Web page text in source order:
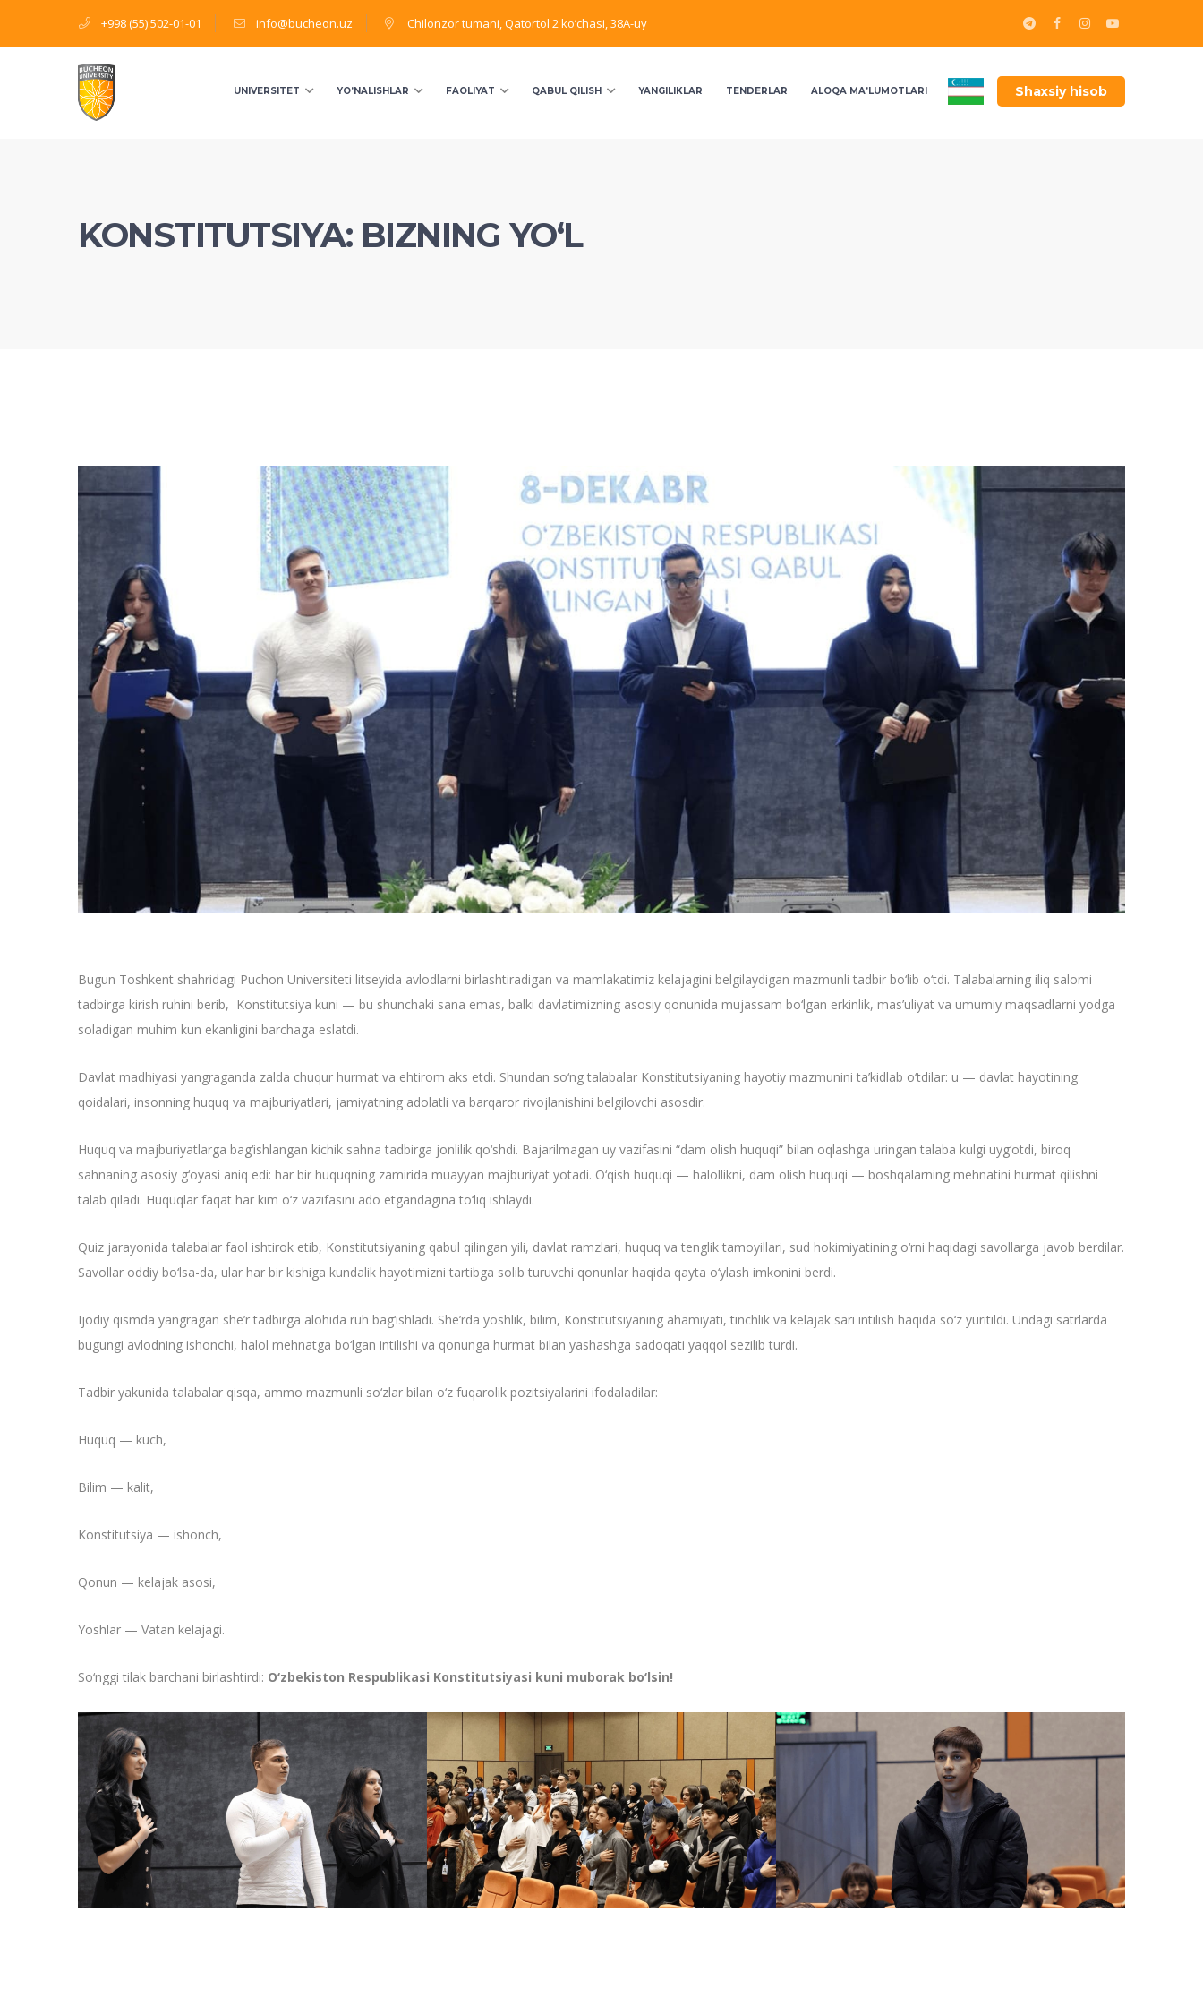
+998 (55) 502-01-01 info@bucheon.uz Chilonzor tumani, Qatortol 2 ko’chasi, 38A-uy
Shaxsiy hisob
UNIVERSITET YO’NALISHLAR FAOLIYAT QABUL QILISH YANGILIKLAR TENDERLAR ALOQA MA’LUMOTLARI
KONSTITUTSIYA: BIZNING YO‘L
Bugun Toshkent shahridagi Puchon Universiteti litseyida avlodlarni birlashtiradigan va mamlakatimiz kelajagini belgilaydigan mazmunli tadbir bo‘lib o‘tdi. Talabalarning iliq salomi
tadbirga kirish ruhini berib, Konstitutsiya kuni — bu shunchaki sana emas, balki davlatimizning asosiy qonunida mujassam bo‘lgan erkinlik, mas’uliyat va umumiy maqsadlarni yodga
soladigan muhim kun ekanligini barchaga eslatdi.
Davlat madhiyasi yangraganda zalda chuqur hurmat va ehtirom aks etdi. Shundan so‘ng talabalar Konstitutsiyaning hayotiy mazmunini ta’kidlab o‘tdilar: u — davlat hayotining
qoidalari, insonning huquq va majburiyatlari, jamiyatning adolatli va barqaror rivojlanishini belgilovchi asosdir.
Huquq va majburiyatlarga bag‘ishlangan kichik sahna tadbirga jonlilik qo‘shdi. Bajarilmagan uy vazifasini “dam olish huquqi” bilan oqlashga uringan talaba kulgi uyg‘otdi, biroq
sahnaning asosiy g‘oyasi aniq edi: har bir huquqning zamirida muayyan majburiyat yotadi. O‘qish huquqi — halollikni, dam olish huquqi — boshqalarning mehnatini hurmat qilishni
talab qiladi. Huquqlar faqat har kim o‘z vazifasini ado etgandagina to‘liq ishlaydi.
Quiz jarayonida talabalar faol ishtirok etib, Konstitutsiyaning qabul qilingan yili, davlat ramzlari, huquq va tenglik tamoyillari, sud hokimiyatining o‘rni haqidagi savollarga javob berdilar.
Savollar oddiy bo‘lsa-da, ular har bir kishiga kundalik hayotimizni tartibga solib turuvchi qonunlar haqida qayta o‘ylash imkonini berdi.
Ijodiy qismda yangragan she’r tadbirga alohida ruh bag‘ishladi. She’rda yoshlik, bilim, Konstitutsiyaning ahamiyati, tinchlik va kelajak sari intilish haqida so‘z yuritildi. Undagi satrlarda
bugungi avlodning ishonchi, halol mehnatga bo‘lgan intilishi va qonunga hurmat bilan yashashga sadoqati yaqqol sezilib turdi.
Tadbir yakunida talabalar qisqa, ammo mazmunli so‘zlar bilan o‘z fuqarolik pozitsiyalarini ifodaladilar:
Huquq — kuch,
Bilim — kalit,
Konstitutsiya — ishonch,
Qonun — kelajak asosi,
Yoshlar — Vatan kelajagi.
So‘nggi tilak barchani birlashtirdi: O‘zbekiston Respublikasi Konstitutsiyasi kuni muborak bo‘lsin!